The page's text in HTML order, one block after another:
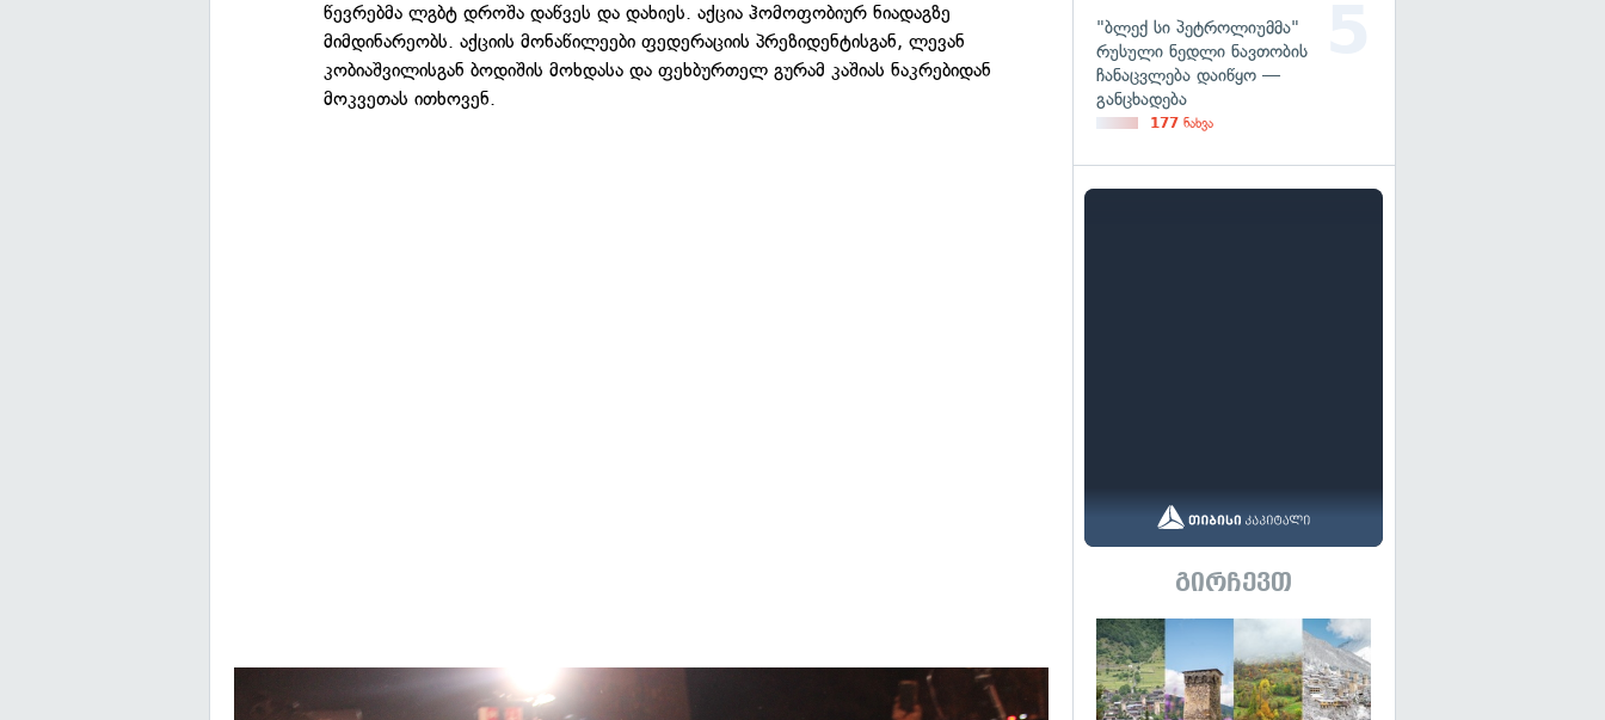
წევრებმა ლგბტ დროშა დაწვეს და დახიეს. აქცია ჰომოფობიურ ნიადაგზე
მიმდინარეობს. აქციის მონაწილეები ფედერაციის პრეზიდენტისგან, ლევან
კობიაშვილისგან ბოდიშის მოხდასა და ფეხბურთელ გურამ კაშიას ნაკრებიდან
მოკვეთას ითხოვენ.
"ბლექ სი პეტროლიუმმა"
რუსული ნედლი ნავთობის
ჩანაცვლება დაიწყო —
განცხადება
177 ნახვა
გირჩევთ